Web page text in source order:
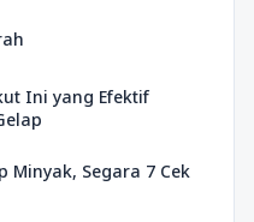
Ini yang Efektif
Minyak, Segara 7 Cek